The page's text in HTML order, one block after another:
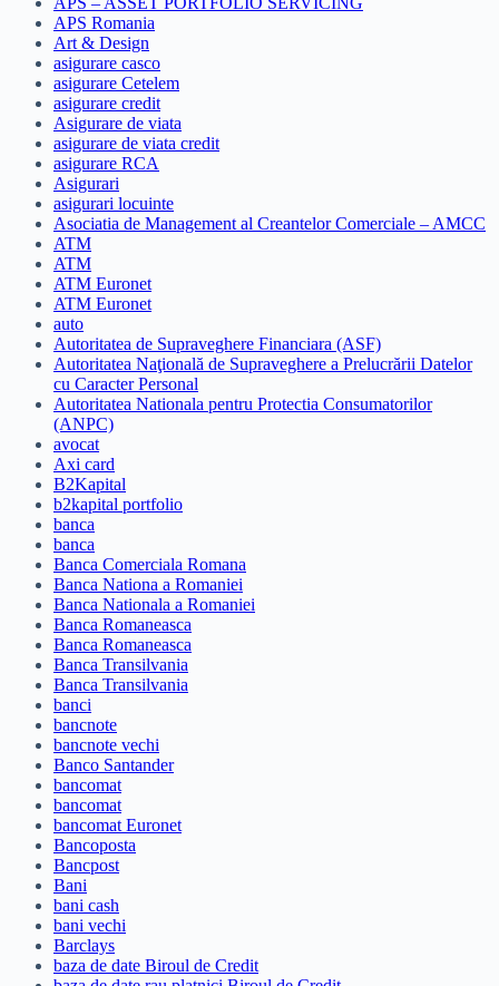
APS Romania
Art & Design
asigurare casco
asigurare Cetelem
asigurare credit
Asigurare de viata
asigurare de viata credit
asigurare RCA
Asigurari
asigurari locuinte
Asociatia de Management al Creantelor Comerciale – AMCC
ATM
ATM
ATM Euronet
ATM Euronet
auto
Autoritatea de Supraveghere Financiara (ASF)
Autoritatea Naţională de Supraveghere a Prelucrării Datelor
cu Caracter Personal
Autoritatea Nationala pentru Protectia Consumatorilor
(ANPC)
avocat
Axi card
B2Kapital
b2kapital portfolio
banca
banca
Banca Comerciala Romana
Banca Nationa a Romaniei
Banca Nationala a Romaniei
Banca Romaneasca
Banca Romaneasca
Banca Transilvania
Banca Transilvania
banci
bancnote
bancnote vechi
Banco Santander
bancomat
bancomat
bancomat Euronet
Bancoposta
Bancpost
Bani
bani cash
bani vechi
Barclays
baza de date Biroul de Credit